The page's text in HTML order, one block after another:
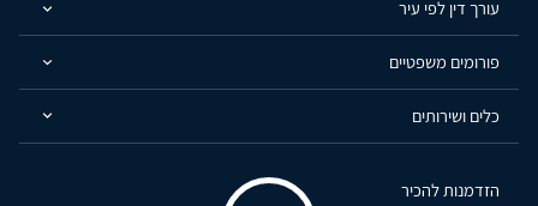
עורך דין לפי עיר
פורומים משפטיים
כלים ושירותים
הזדמנות להכיר